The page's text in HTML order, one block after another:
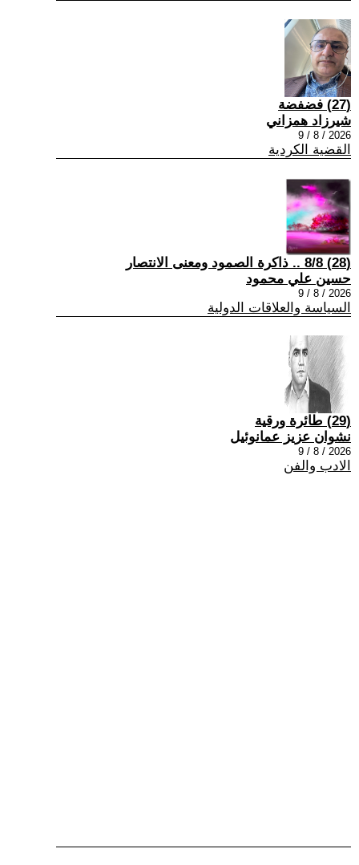
(27) فضفضة
شيرزاد همزاني
2026 / 8 / 9
القضية الكردية
(28) 8/8 .. ذاكرة الصمود ومعنى الانتصار
حسين علي محمود
2026 / 8 / 9
السياسة والعلاقات الدولية
(29) طائرة ورقية
نشوان عزيز عمانوئيل
2026 / 8 / 9
الادب والفن